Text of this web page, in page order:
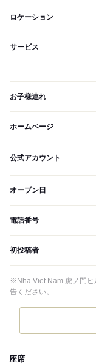
ロケーション
サービス
お子様連れ
ホームページ
公式アカウント
オープン日
電話番号
初投稿者
※Nha Viet Nam 虎ノ門ヒ
告ください。
座席